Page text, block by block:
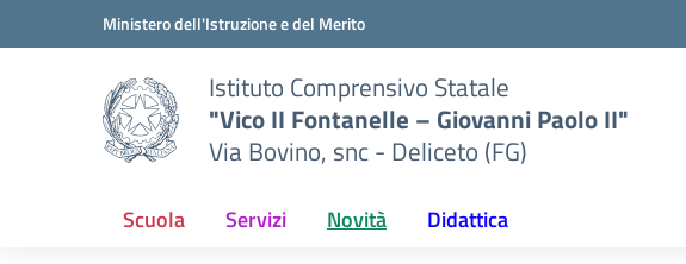
Vai ai contenuti
Vai al menu di navigazioneMinistero dell'Istruzione e del Merito
Istituto Comprensivo Statale
"Vico II Fontanelle – Giovanni Paolo II"
Via Bovino, snc - Deliceto (FG)
Scuola Servizi Novità Didattica